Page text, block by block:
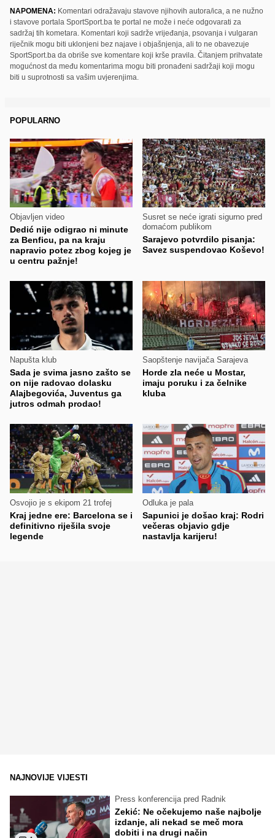
NAPOMENA: Komentari odražavaju stavove njihovih autora/ica, a ne nužno
i stavove portala SportSport.ba te portal ne može i neće odgovarati za
sadržaj tih kometara. Komentari koji sadrže vrijeđanja, psovanja i vulgaran
riječnik mogu biti uklonjeni bez najave i objašnjenja, ali to ne obavezuje
SportSport.ba da obriše sve komentare koji krše pravila. Čitanjem prihvatate
mogućnost da među komentarima mogu biti pronađeni sadržaji koji mogu
biti u suprotnosti sa vašim uvjerenjima.
POPULARNO
Objavljen video
Dedić nije odigrao ni minute
za Benficu, pa na kraju
napravio potez zbog kojeg je
u centru pažnje!
Susret se neće igrati sigurno pred
domaćom publikom
Sarajevo potvrdilo pisanja:
Savez suspendovao Koševo!
Napušta klub
Sada je svima jasno zašto se
on nije radovao dolasku
Alajbegovića, Juventus ga
jutros odmah prodao!
Saopštenje navijača Sarajeva
Horde zla neće u Mostar,
imaju poruku i za čelnike
kluba
Osvojio je s ekipom 21 trofej
Kraj jedne ere: Barcelona se i
definitivno riješila svoje
legende
Odluka je pala
Sapunici je došao kraj: Rodri
večeras objavio gdje
nastavlja karijeru!
NAJNOVIJE VIJESTI
Press konferencija pred Radnik
Zekić: Ne očekujemo naše najbolje
izdanje, ali nekad se meč mora
dobiti i na drugi način